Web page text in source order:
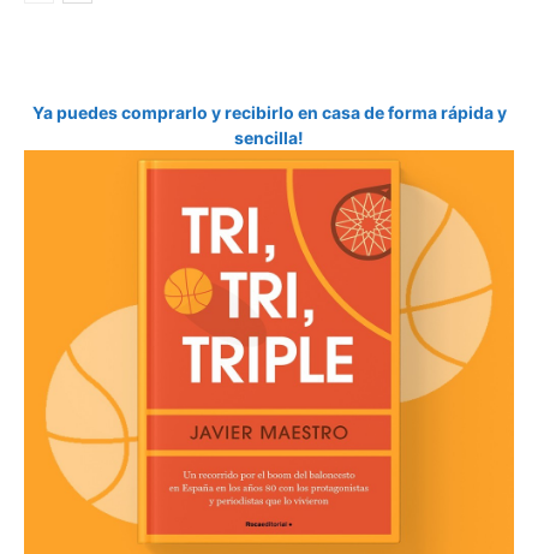
Ya puedes comprarlo y recibirlo en casa de forma rápida y
sencilla!